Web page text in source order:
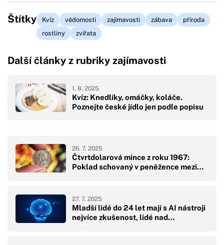
Štítky Kvíz vědomosti zajímavosti zábava
příroda
rostliny
zvířata
Další články z rubriky zajímavosti
Kvíz: Knedlíky, omáčky, koláče.
Poznejte české jídlo jen podle popisu
1. 8. 2025
Čtvrtdolarová mince z roku 1967:
Poklad schovaný v peněžence mezi…
26. 7. 2025
Mladší lidé do 24 let mají s AI nástroji
nejvíce zkušenost, lidé nad…
27. 7. 2025